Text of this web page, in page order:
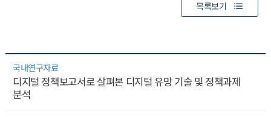
목록보기
국내연구자료
디지털 정책보고서로 살펴본 디지털 유망 기술 및 정책과제
분석